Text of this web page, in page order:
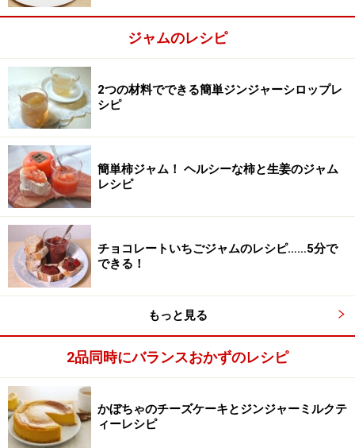
る。
2
生姜を水250ｍｌをミキサーにかけて生姜の大きいもの
ジャムのレシピ
2つの材料でできる簡単ジンジャーシロップレ
シピ
簡単柿ジャム！ ヘルシーな柿と生姜のジャム
レシピ
チョコレートいちごジャムのレシピ……5分で
できる！
もっと見る
2品同時にバランスおかずのレシピ
かぼちゃのチーズケーキとジンジャーミルクテ
ィーレシピ